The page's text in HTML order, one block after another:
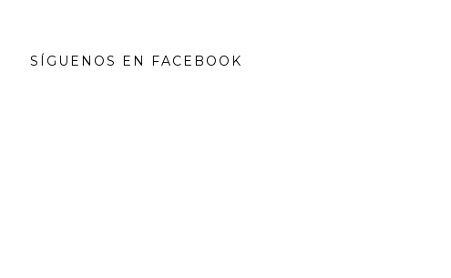
SÍGUENOS EN FACEBOOK